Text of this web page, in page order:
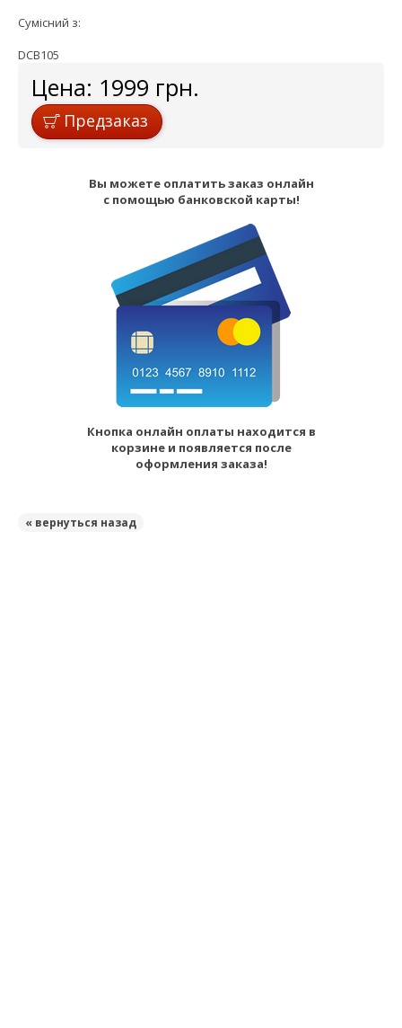
Сумісний з:
DCB105
Цена: 1999 грн.
Предзаказ
Вы можете оплатить заказ онлайн
с помощью банковской карты!
Кнопка онлайн оплаты находится в
корзине и появляется после
оформления заказа!
« вернуться назад